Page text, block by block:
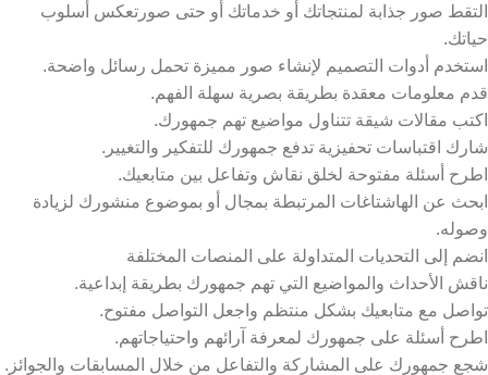
التقط صور جذابة لمنتجاتك أو خدماتك أو حتى صورتعكس أسلوب
حياتك.
استخدم أدوات التصميم لإنشاء صور مميزة تحمل رسائل واضحة.
قدم معلومات معقدة بطريقة بصرية سهلة الفهم.
اكتب مقالات شيقة تتناول مواضيع تهم جمهورك.
شارك اقتباسات تحفيزية تدفع جمهورك للتفكير والتغيير.
اطرح أسئلة مفتوحة لخلق نقاش وتفاعل بين متابعيك.
ابحث عن الهاشتاغات المرتبطة بمجال أو بموضوع منشورك لزيادة
وصوله.
انضم إلى التحديات المتداولة على المنصات المختلفة
ناقش الأحداث والمواضيع التي تهم جمهورك بطريقة إبداعية.
تواصل مع متابعيك بشكل منتظم واجعل التواصل مفتوح.
اطرح أسئلة على جمهورك لمعرفة آرائهم واحتياجاتهم.
شجع جمهورك على المشاركة والتفاعل من خلال المسابقات والجوائز.